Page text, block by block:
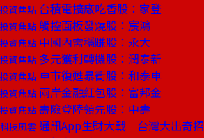
投資焦點 台積電擴廠吃香股：家登
投資焦點 觸控面板發燒股：宸鴻
投資焦點 中國內需穩賺股：永大
投資焦點 多元獲利轉機股：潤泰新
投資焦點 車市復甦暴衝股：和泰車
投資焦點 兩岸金融紅包股：富邦金
投資焦點 壽險登陸領先股：中壽
科技風雲 通訊App生財大戰 台灣大出奇招